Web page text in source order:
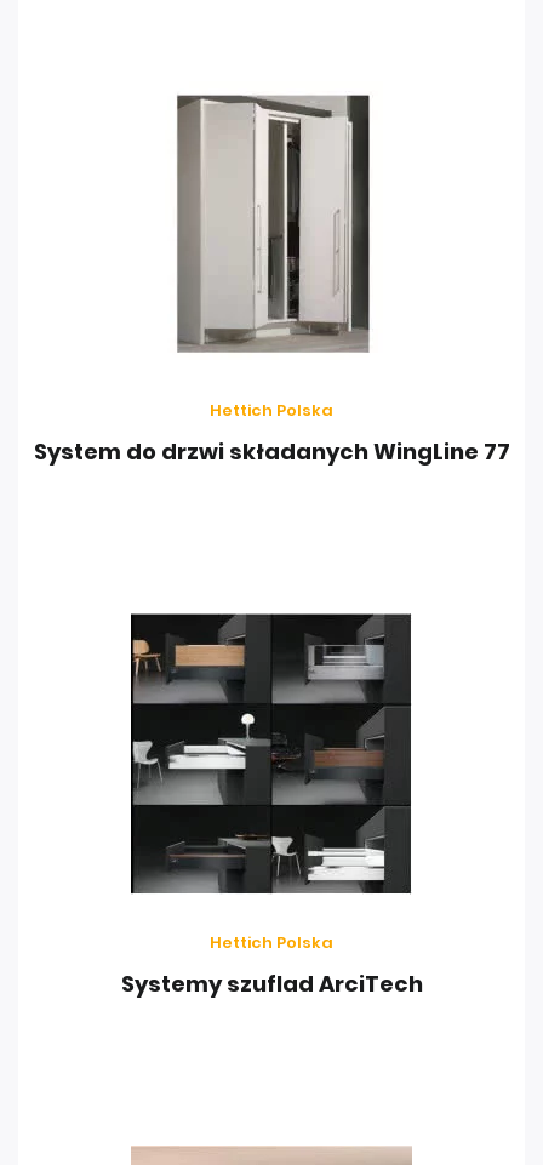
Hettich Polska
System do drzwi składanych WingLine 77
Hettich Polska
Systemy szuflad ArciTech